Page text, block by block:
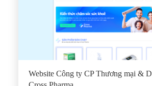
Website Công ty CP Thương mại &